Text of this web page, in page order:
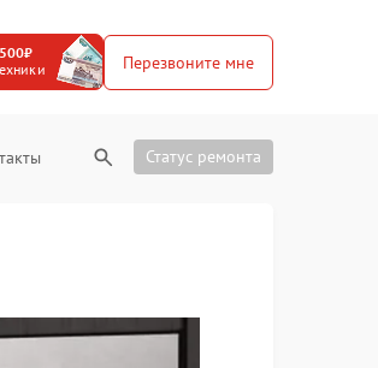
Перезвоните мне
Статус ремонта